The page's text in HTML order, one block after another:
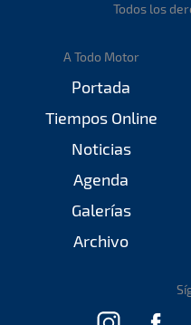
Todos los
A Todo Motor
Portada
Tiempos Online
Noticias
Agenda
Galerías
Archivo